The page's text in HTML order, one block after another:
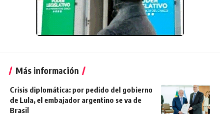
Más información
Crisis diplomática: por pedido del gobierno
de Lula, el embajador argentino se va de
Brasil